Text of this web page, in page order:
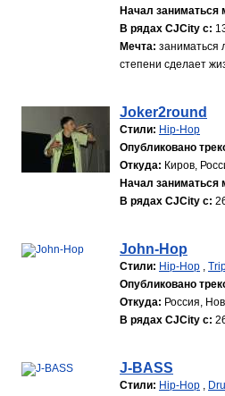
Начал заниматься
В рядах CJCity с:
Мечта: заниматься
степени сделает
Joker2round
Стили: Hip-Hop
Опубликовано
Откуда: Киров,
Начал заниматься
В рядах CJCity с:
John-Hop
Стили: Hip-Hop ,
Опубликовано
Откуда: Россия,
В рядах CJCity с:
J-BASS
Стили: Hip-Hop ,